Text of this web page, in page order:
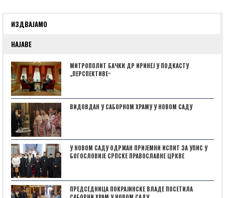
ИЗДВАЈАМО
НАЈАВЕ
МИТРОПОЛИТ БАЧКИ ДР ИРИНЕЈ У ПОДКАСТУ
„ПЕРСПЕКТИВЕˮ
ВИДОВДАН У САБОРНОМ ХРАМУ У НОВОМ САДУ
У НОВОМ САДУ ОДРЖАН ПРИЈЕМНИ ИСПИТ ЗА УПИС У
БОГОСЛОВИЈЕ СРПСКЕ ПРАВОСЛАВНЕ ЦРКВЕ
ПРЕДСЕДНИЦА ПОКРАЈИНСКЕ ВЛАДЕ ПОСЕТИЛА